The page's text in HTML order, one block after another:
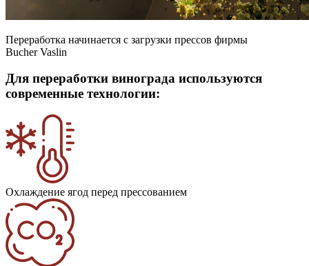
Переработка начинается с загрузки прессов фирмы
Bucher Vaslin
Для переработки винограда используются
современные технологии:
Охлаждение ягод перед прессованием